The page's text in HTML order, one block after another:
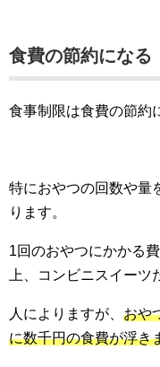
食費の節約になる
食事制限は食費の節約
特におやつの回数や量
ります。
1回のおやつにかかる
上、コンビニスイーツ
人によりますが、 おや
に数千円の食費が浮き